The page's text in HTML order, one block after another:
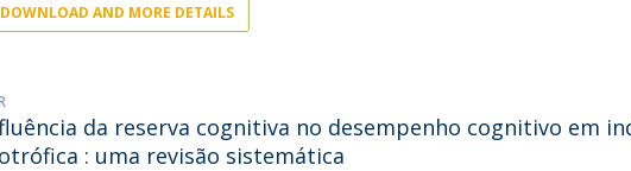
DOWNLOAD AND MORE DETAILS
da reserva cognitiva no desempenho cognitivo em
: uma revisão sistemática